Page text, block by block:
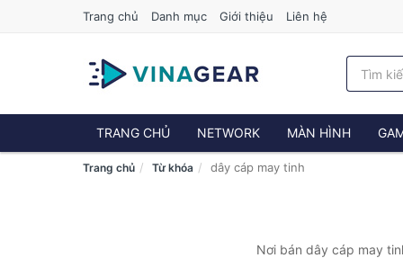
Trang chủ Danh mục Giới thiệu Liên hệ
TRANG CHỦ NETWORK MÀN HÌNH
Trang chủ Từ khóa dây cáp may tinh
Nơi bán dây cáp may